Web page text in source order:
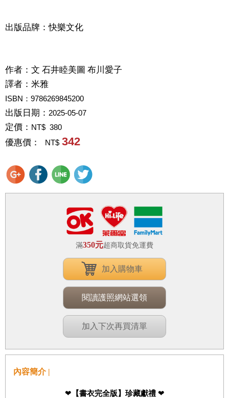
出版品牌：快樂文化
作者： 文 石井睦美圖 布川愛子
譯者： 米雅
ISBN：9786269845200
出版日期： 2025-05-07
定價： NT$ 380
優惠價： NT$ 342
滿350元超商取貨免運費
加入購物車
閱讀護照網站選領
加入下次再買清單
內容簡介 |
❤ 【書衣完全版】珍藏獻禮 ❤